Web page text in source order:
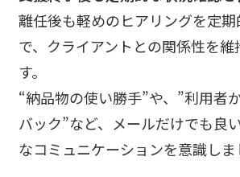
離任後も軽めのヒアリングを定
で、クライアントとの関係性を維
す。
“納品物の使い勝手”や、”利用者
バック”など、メールだけでも良
なコミュニケーションを意識しま